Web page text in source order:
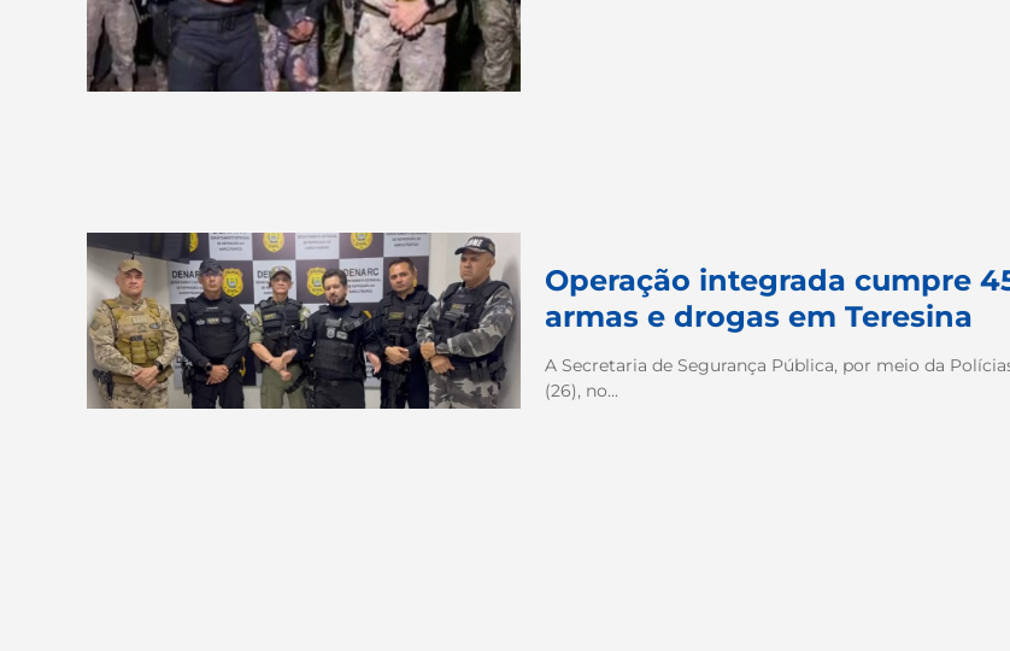
Operação integrada cumpre
armas e drogas em Teresina
A Secretaria de Segurança Pública, por meio da
(26), no...